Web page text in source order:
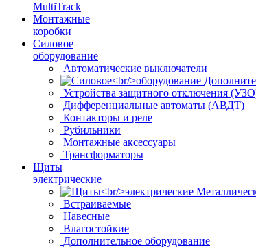
MultiTrack
Монтажные
коробки
Силовое
оборудование
Автоматические выключатели
Устройства защитного отключения
Дифференциальные автоматы (АВДТ)
Контакторы и реле
Рубильники
Монтажные аксессуары
Трансформаторы
Щиты
электрические
Встраиваемые
Навесные
Влагостойкие
Дополнительное оборудование